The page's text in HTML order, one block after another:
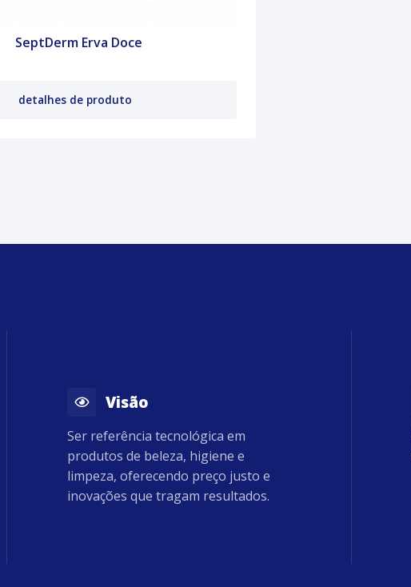
SeptDerm Erva Doce
detalhes de produto
Visão
Ser referência tecnológica em
produtos de beleza, higiene e
limpeza, oferecendo preço justo e
inovações que tragam resultados.